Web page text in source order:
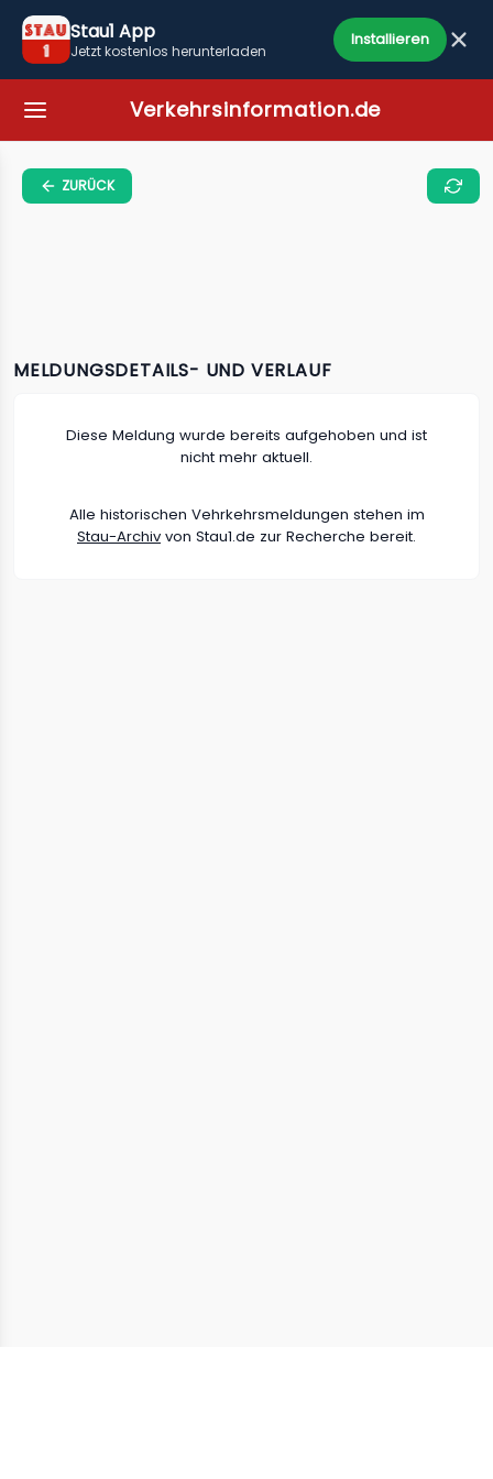
Stau1 App
Jetzt kostenlos herunterladen
Installieren
Verkehrsinformation.de
ZURÜCK
MELDUNGSDETAILS- UND VERLAUF
Diese Meldung wurde bereits aufgehoben und ist
nicht mehr aktuell.
Alle historischen Vehrkehrsmeldungen stehen im
Stau-Archiv von Stau1.de zur Recherche bereit.